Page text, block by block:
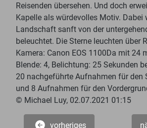
Reisenden übersehen. Und doch
Kapelle als würdevolles Motiv. Dabei
Landschaft sanft von der
beleuchtet. Die Sterne leuchten über
Kamera: Canon EOS 1100Da mit 24
Blende: 4, Belichtung: 25 Sekunden
20 nachgeführte Aufnahmen für den
und 8 Aufnahmen für den
© Michael Luy, 02.07.2021 01:15
vorheriges